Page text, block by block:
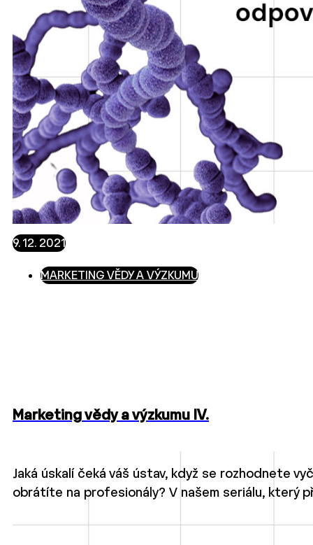
9. 12. 2021
MARKETING VĚDY A VÝZKUMU
Marketing vědy a výzkumu IV.
Jaká úskalí čeká váš ústav, když se rozhodnete
obrátíte na profesionály? V našem seriálu, který